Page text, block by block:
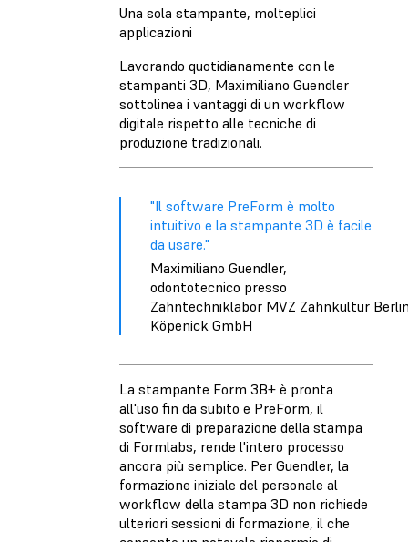
Una sola stampante, molteplici
applicazioni
Lavorando quotidianamente con le
stampanti 3D, Maximiliano Guendler
sottolinea i vantaggi di un workflow
digitale rispetto alle tecniche di
produzione tradizionali.
"Il software PreForm è molto
intuitivo e la stampante 3D è facile
da usare."
Maximiliano Guendler,
odontotecnico presso
Zahntechniklabor MVZ Zahnkultur
Köpenick GmbH
La stampante Form 3B+ è pronta
all'uso fin da subito e PreForm, il
software di preparazione della stampa
di Formlabs, rende l'intero processo
ancora più semplice. Per Guendler, la
formazione iniziale del personale al
workflow della stampa 3D non richiede
ulteriori sessioni di formazione, il che